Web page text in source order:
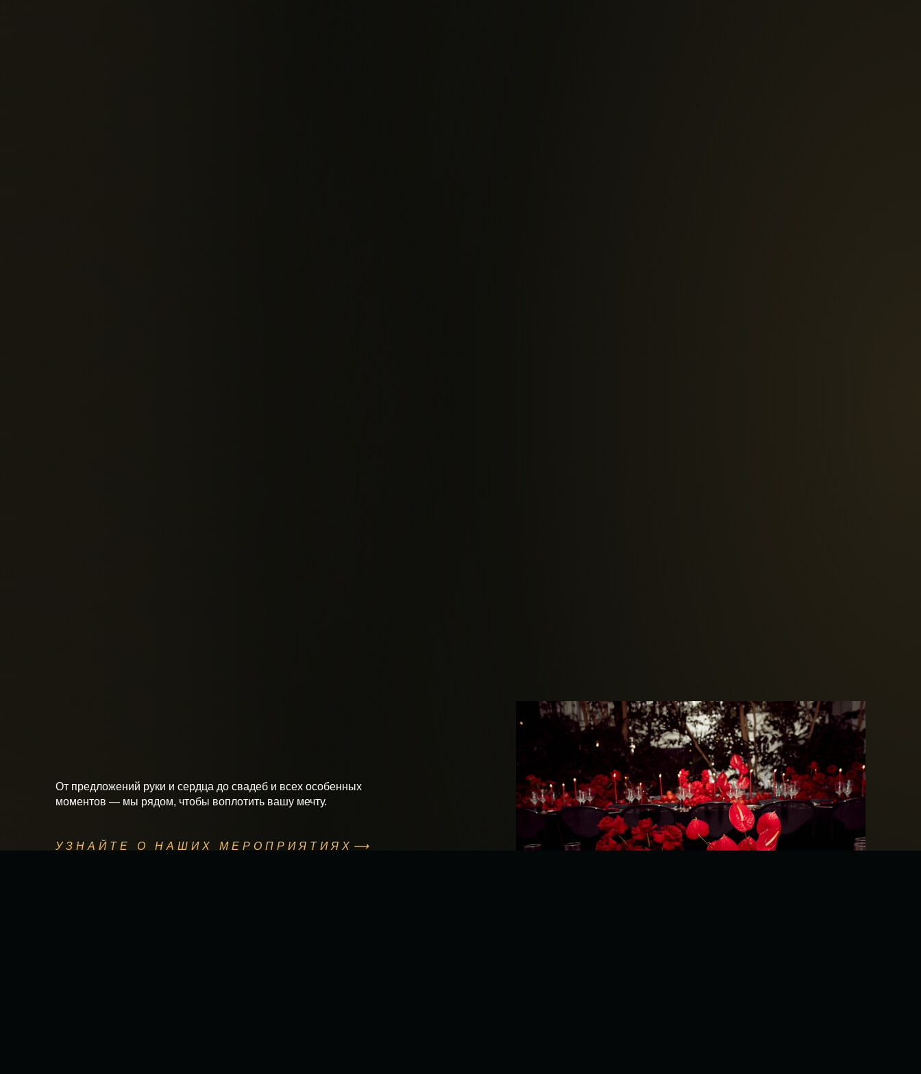
От предложений руки и сердца до свадеб и всех особенных
моментов — мы рядом, чтобы воплотить вашу мечту.
УЗНАЙТЕ О НАШИХ МЕРОПРИЯТИЯХ⟶